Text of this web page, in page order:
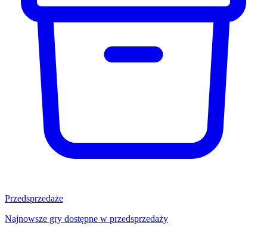
Przedsprzedaże
Najnowsze gry dostępne w przedsprzedaży